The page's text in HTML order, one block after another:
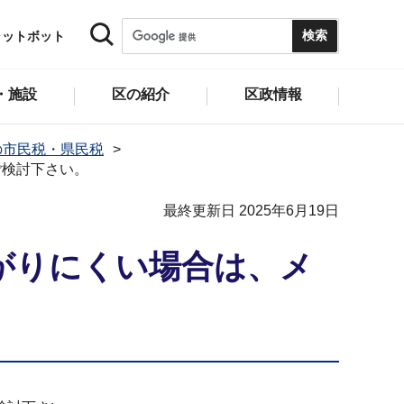
トボット
施設 区の紹介 区政情報
民税・県民税
討下さい。
最終更新日 2025年6月19日
りにくい場合は、メ